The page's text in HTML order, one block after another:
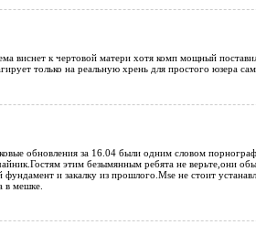
виснет к чертовой матери хотя комп мощный
только на реальную хрень для простого юзера
обновления за 16.04 были одним словом
этим безымянным ребята не верьте,они
и закалку из прошлого.Mse не стоит
в мешке.